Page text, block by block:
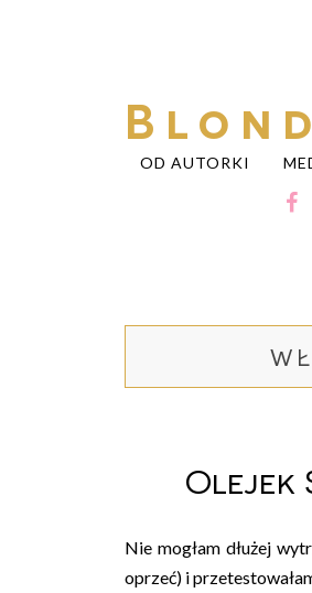
OD AUTORKI
Olejek
Nie mogłam dłużej
oprzeć) i